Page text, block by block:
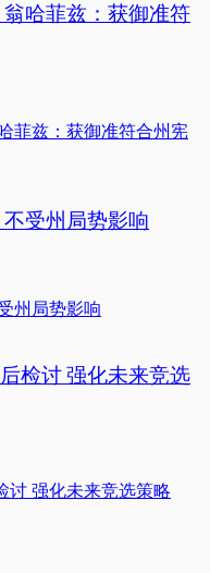
哈菲兹：获御准符
受州局势影响
检讨 强化未来竞选